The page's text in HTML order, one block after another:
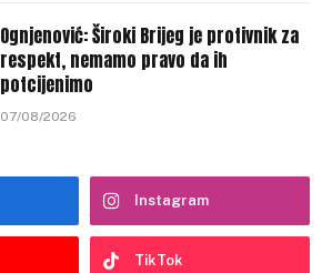
Ognjenović: Široki Brijeg je protivnik za
respekt, nemamo pravo da ih
potcijenimo
07/08/2026
Instagram
TikTok